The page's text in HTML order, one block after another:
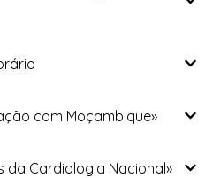
com Moçambique»
da Cardiologia Nacional»